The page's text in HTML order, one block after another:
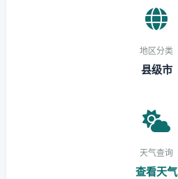
地区分类
县级市
天气查询
查看天气